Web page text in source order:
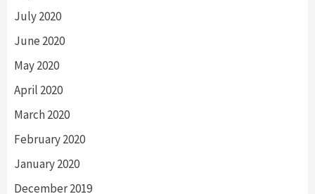
July 2020
June 2020
May 2020
April 2020
March 2020
February 2020
January 2020
December 2019